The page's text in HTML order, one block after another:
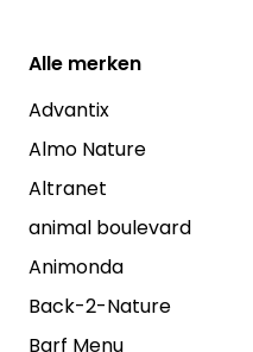
Alle merken
Advantix
Almo Nature
Altranet
animal boulevard
Animonda
Back-2-Nature
Barf Menu